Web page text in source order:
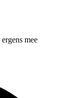
mee